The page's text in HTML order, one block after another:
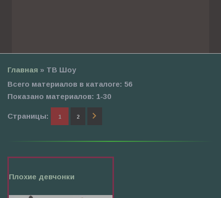
Главная » ТВ Шоу
Всего материалов в каталоге: 56
Показано материалов: 1-30
Страницы: 1 2
Плохие девчонки